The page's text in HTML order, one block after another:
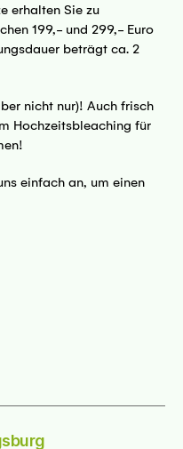
erhalten Sie zu
199,- und 299,- Euro
beträgt ca. 2
nicht nur)! Auch frisch
Hochzeitsbleaching für
einfach an, um einen